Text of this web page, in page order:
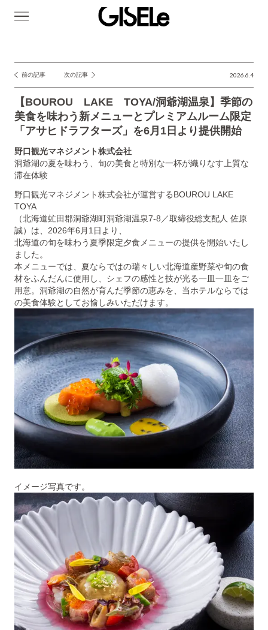
投
稿
ナ
ビ
ゲ
ー
ョ
ン
前の記事 次の記事 2026.6.4
【BOUROU LAKE TOYA/洞爺湖温泉】季節の
美食を味わう新メニューとプレミアムルーム限定
「アサヒドラフターズ」を6月1日より提供開始
野口観光マネジメント株式会社
洞爺湖の夏を味わう、旬の美食と特別な一杯が織りなす上質な
滞在体験
野口観光マネジメント株式会社が運営するBOUROU LAKE
TOYA
（北海道虻田郡洞爺湖町洞爺湖温泉7-8／取締役総支配人 佐原
誠）は、2026年6月1日より、
北海道の旬を味わう夏季限定夕食メニューの提供を開始いたし
ました。
本メニューでは、夏ならではの瑞々しい北海道産野菜や旬の食
材をふんだんに使用し、シェフの感性と技が光る一皿一皿をご
用意。洞爺湖の自然が育んだ季節の恵みを、当ホテルならでは
の美食体験としてお愉しみいただけます。
イメージ写真です。